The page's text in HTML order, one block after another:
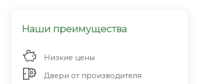
Наши преимущества
Низкие цены
Двери от производителя